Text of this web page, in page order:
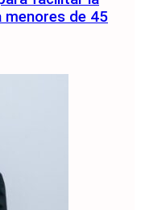
menores de 45